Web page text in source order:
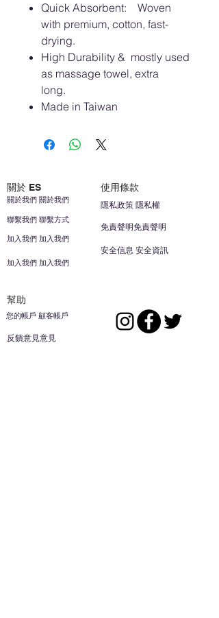
Quick Absorbent: Woven
with premium, cotton, fast-
drying.
High Durability & mostly used
as massage towel, extra
long.
Made in Taiwan
關於 ES 使用條款
聯繫我們 聯繫方式
加入我們 加入我們
關於我們 關於我們
加入我們 加入我們
安全信息 安全資訊
免責聲明免責聲明
隱私政策 隱私權
幫助
您的帳戶 顧客帳戶
反饋意見意見